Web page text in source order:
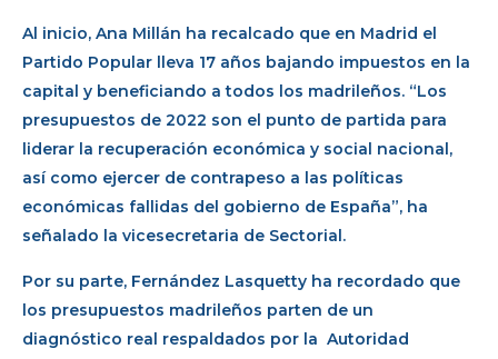
Al inicio, Ana Millán ha recalcado que en Madrid el
Partido Popular lleva 17 años bajando impuestos en la
capital y beneficiando a todos los madrileños. “Los
presupuestos de 2022 son el punto de partida para
liderar la recuperación económica y social nacional,
así como ejercer de contrapeso a las políticas
económicas fallidas del gobierno de España”, ha
señalado la vicesecretaria de Sectorial.
Por su parte, Fernández Lasquetty ha recordado que
los presupuestos madrileños parten de un
diagnóstico real respaldados por la Autoridad